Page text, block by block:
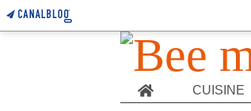
Home CUISINE